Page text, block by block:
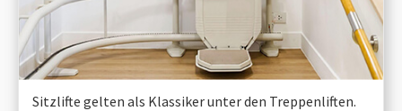
Sitzlifte gelten als Klassiker unter den Treppenliften.